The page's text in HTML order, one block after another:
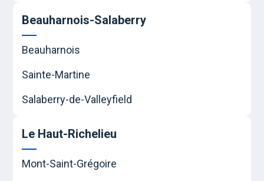
Beauharnois-Salaberry
Beauharnois
Sainte-Martine
Salaberry-de-Valleyfield
Le Haut-Richelieu
Mont-Saint-Grégoire